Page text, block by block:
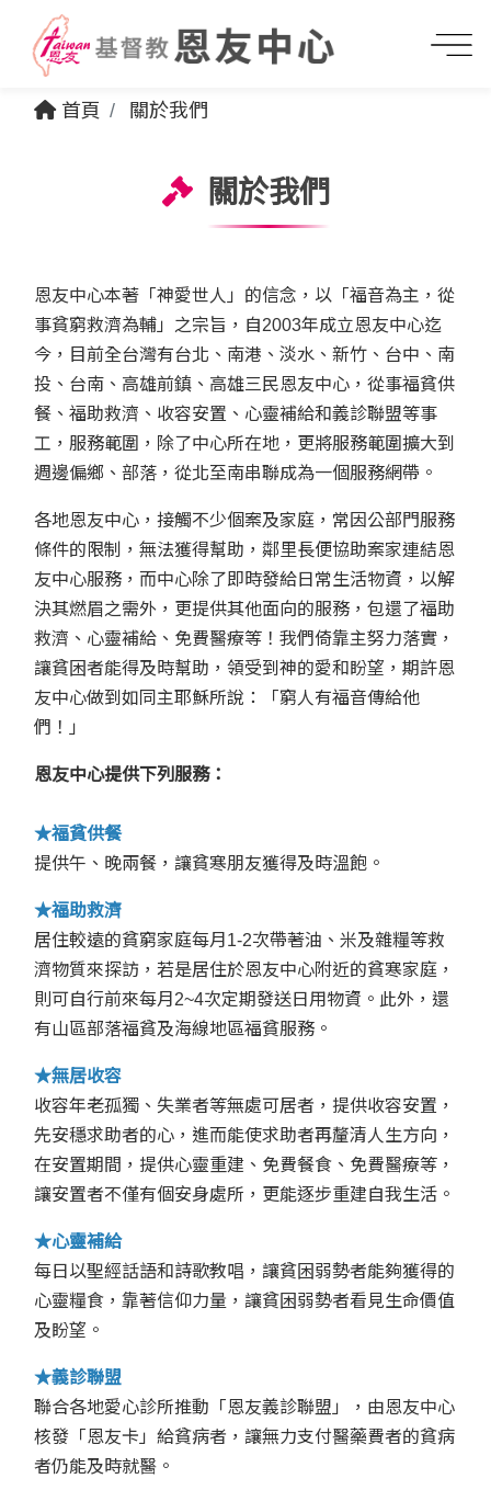
首頁 關於我們
關於我們
恩友中心本著「神愛世人」的信念，以「福音為主，從
事貧窮救濟為輔」之宗旨，自2003年成立恩友中心迄
今，目前全台灣有台北、南港、淡水、新竹、台中、南
投、台南、高雄前鎮、高雄三民恩友中心，從事福貧供
餐、福助救濟、收容安置、心靈補給和義診聯盟等事
工，服務範圍，除了中心所在地，更將服務範圍擴大到
週邊偏鄉、部落，從北至南串聯成為一個服務網帶。
各地恩友中心，接觸不少個案及家庭，常因公部門服務
條件的限制，無法獲得幫助，鄰里長便協助案家連結恩
友中心服務，而中心除了即時發給日常生活物資，以解
決其燃眉之需外，更提供其他面向的服務，包還了福助
救濟、心靈補給、免費醫療等！我們倚靠主努力落實，
讓貧困者能得及時幫助，領受到神的愛和盼望，期許恩
友中心做到如同主耶穌所說：「窮人有福音傳給他
們！」
恩友中心提供下列服務：
★福貧供餐
提供午、晚兩餐，讓貧寒朋友獲得及時溫飽。
★福助救濟
居住較遠的貧窮家庭每月1-2次帶著油、米及雜糧等救
濟物質來探訪，若是居住於恩友中心附近的貧寒家庭，
則可自行前來每月2~4次定期發送日用物資。此外，還
有山區部落福貧及海線地區福貧服務。
★無居收容
收容年老孤獨、失業者等無處可居者，提供收容安置，
先安穩求助者的心，進而能使求助者再釐清人生方向，
在安置期間，提供心靈重建、免費餐食、免費醫療等，
讓安置者不僅有個安身處所，更能逐步重建自我生活。
★心靈補給
每日以聖經話語和詩歌教唱，讓貧困弱勢者能夠獲得的
心靈糧食，靠著信仰力量，讓貧困弱勢者看見生命價值
及盼望。
★義診聯盟
聯合各地愛心診所推動「恩友義診聯盟」，由恩友中心
核發「恩友卡」給貧病者，讓無力支付醫藥費者的貧病
者仍能及時就醫。